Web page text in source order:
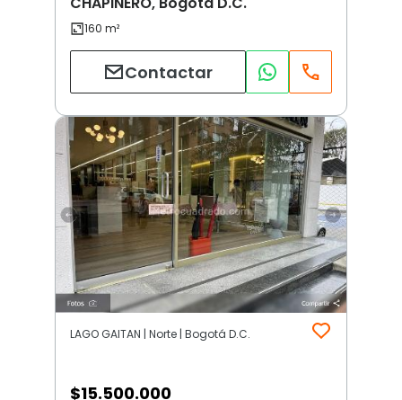
Contactar
LAGO GAITAN | Norte | Bogotá D.C.
$15.500.000